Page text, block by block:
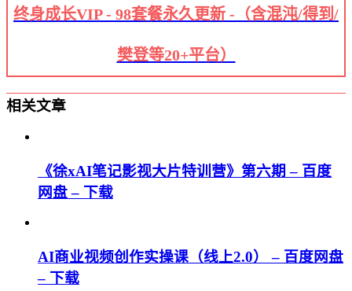
终身成长VIP - 98套餐永久更新 -（含混沌/得到/
樊登等20+平台）
相关文章
《徐xAI笔记影视大片特训营》第六期 – 百度
网盘 – 下载
AI商业视频创作实操课（线上2.0） – 百度网盘
– 下载